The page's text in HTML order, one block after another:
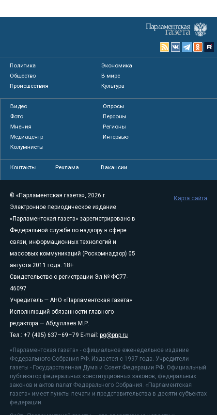
Политика
Экономика
Общество
В мире
Происшествия
Культура
Видео
Опросы
Фото
Персоны
Мнения
Регионы
Медиацентр
Интервью
Колумнисты
Контакты Реклама Вакансии
© «Парламентская газета», 2026 г.
Электронное периодическое издание
«Парламентская газета» зарегистрировано в
Федеральной службе по надзору в сфере
связи, информационных технологий и
массовых коммуникаций (Роскомнадзор) 05
августа 2011 года. 18+
Свидетельство о регистрации Эл № ФС77-
46097
Учредитель — АНО «Парламентская газета»
Исполняющий обязанности главного
редактора — Абдуллаев М.Р.
Тел.: +7 (495) 637–69–79 E-mail: pg@pnp.ru
«Парламентская газета» - официальное еженедельное издание
Федерального Собрания РФ. Издается с 1997 года. Учредители
газеты - Государственная Дума и Совет Федерации РФ. Официальный
публикатор федеральных конституционных законов, федеральных
законов и актов палат Федерального Собрания. «Парламентская
газета» имеет пункты печати и представительства в десяти субъектах
федерации.
Карта сайта